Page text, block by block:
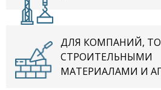
ДЛЯ КОМПАНИЙ,
СТРОИТЕЛЬНЫМИ
МАТЕРИАЛАМИ И